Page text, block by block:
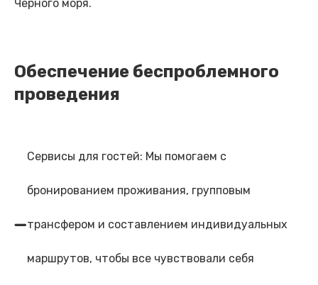
Чёрного моря.
Обеспечение беспроблемного
проведения
Сервисы для гостей: Мы помогаем с
бронированием проживания, групповым
трансфером и составлением индивидуальных
маршрутов, чтобы все чувствовали себя